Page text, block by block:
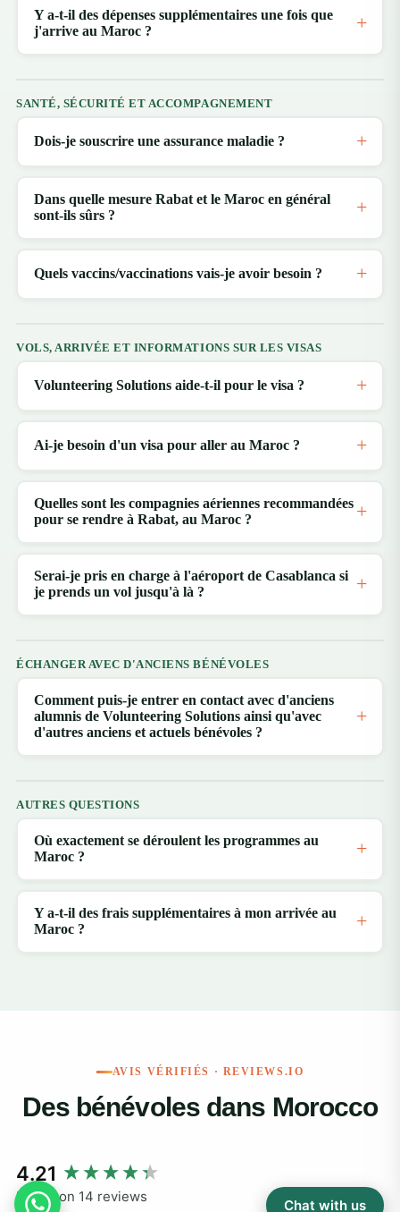
Y a-t-il des dépenses supplémentaires une fois que
j'arrive au Maroc ?
SANTÉ, SÉCURITÉ ET ACCOMPAGNEMENT
Dois-je souscrire une assurance maladie ?
Dans quelle mesure Rabat et le Maroc en général
sont-ils sûrs ?
Quels vaccins/vaccinations vais-je avoir besoin ?
VOLS, ARRIVÉE ET INFORMATIONS SUR LES VISAS
Volunteering Solutions aide-t-il pour le visa ?
Ai-je besoin d'un visa pour aller au Maroc ?
Quelles sont les compagnies aériennes recommandées
pour se rendre à Rabat, au Maroc ?
Serai-je pris en charge à l'aéroport de Casablanca si
je prends un vol jusqu'à là ?
ÉCHANGER AVEC D'ANCIENS BÉNÉVOLES
Comment puis-je entrer en contact avec d'anciens
alumnis de Volunteering Solutions ainsi qu'avec
d'autres anciens et actuels bénévoles ?
AUTRES QUESTIONS
Où exactement se déroulent les programmes au
Maroc ?
Y a-t-il des frais supplémentaires à mon arrivée au
Maroc ?
AVIS VÉRIFIÉS · REVIEWS.IO
Des bénévoles dans Morocco
4.21
Based on 14 reviews
New content loaded
Chat with us